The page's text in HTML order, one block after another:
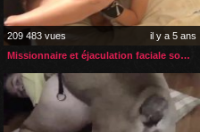
209 483 vues
il y a 5 ans
Missionnaire et éjaculation faciale son chien lui fait la totale